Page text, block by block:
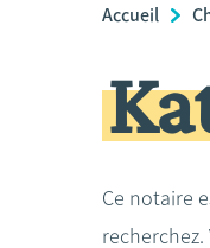
Accueil
Ce notaire